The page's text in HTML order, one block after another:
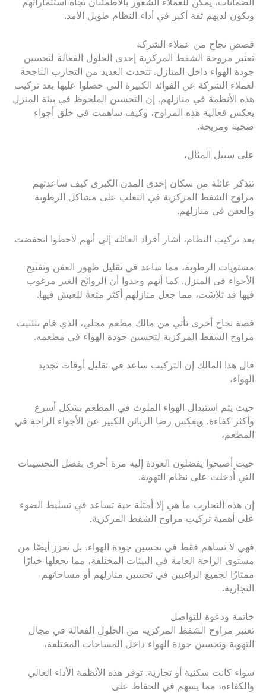
الضمانات، يمكن للعملاء الشعور بالاطمئنان تجاه استثماراتهم
ويكون لديهم ثقة أكبر في أداء النظام طويل الأمد.
قصص نجاح من عملاء الشركة
تعتبر مروحة الشفط المركزية إحدى الحلول الفعالة لتحسين
جودة الهواء داخل المنازل. تتحدث العديد من التجارب الناجحة
لعملاء الشركة عن الفوائد الكبيرة التي حصلوا عليها بعد تركيب
هذه الأنظمة في منازلهم. إن التحسين الملحوظ في بيئة المنزل
يعكس فعالية هذه المراوح، وكيف ساهمت في خلق أجواء
صحية ومريحة.
على سبيل المثال،
تتذكر عائلة من سكان إحدى المدن الكبرى كيف ساعدتهم
مراوح الشفط المركزية في التغلب على مشاكل الرطوبة
والعفن في منازلهم.
بعد تركيب النظام، أشار أفراد العائلة إلى أنهم لاحظوا انخفضت
مستويات الرطوبة، مما ساعد في تقليل ظهور العفن وتفتيح
الأجواء في المنزل. كما أنهم وجدوا أن الروائح الغير مرغوب
فيها قد تلاشت، مما جعل منازلهم أكثر متعة للعيش فيها.
قصة نجاح أخرى تأتي من مالك مطعم محلي، الذي قام بتثبيت
مراوح الشفط المركزية لتحسين جودة الهواء في مطعمه.
قال هذا المالك إن التركيب ساعد في تقليل أوقات تجديد
الهواء،
حيث يتم استبدال الهواء الملوث في المطعم بشكل أسرع
وأكثر كفاءة. ويعكس رضا الزبائن الكبير عن الأجواء الراحة في
المطعم،
حيث أصبحوا يفضلون العودة إليه مرة أخرى بفضل التحسينات
التي أُدخلت على نظام التهوية.
إن هذه التجارب ما هي إلا أمثلة حية تساعد في تسليط الضوء
على أهمية تركيب مراوح الشفط المركزية.
فهي لا تساهم فقط في تحسين جودة الهواء، بل تعزز أيضًا من
مستوى الراحة العامة في البيئات المختلفة، مما يجعلها خيارًا
ممتازًا لجميع الراغبين في تحسين منازلهم أو مساحاتهم
التجارية.
خاتمة ودعوة للتواصل
تعتبر مراوح الشفط المركزية من الحلول الفعالة في مجال
التهوية وتحسين جودة الهواء داخل المساحات المختلفة،
سواء كانت سكنية أو تجارية. توفر هذه الأنظمة الأداء العالي
والكفاءة، مما يسهم في الحفاظ على